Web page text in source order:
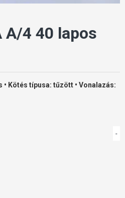
A/4 40 lapos
• Kötés típusa: tűzött • Vonalazás:
-